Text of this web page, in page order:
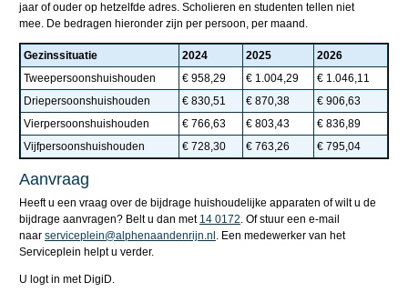
jaar of ouder op hetzelfde adres. Scholieren en studenten tellen niet
mee. De bedragen hieronder zijn per persoon, per maand.
Gezinssituatie 2024 2025
2026
Tweepersoonshuishouden
€ 958,29 € 1.004,29
€ 1.046,11
Driepersoonshuishouden
€ 830,51 € 870,38
€ 906,63
Vierpersoonshuishouden
€ 766,63 € 803,43
€ 836,89
Vijfpersoonshuishouden
€ 728,30 € 763,26 € 795,04
Aanvraag
Heeft u een vraag over de bijdrage huishoudelijke apparaten of wilt u de
bijdrage aanvragen? Belt u dan met 14 0172. Of stuur een e-mail
naar serviceplein@alphenaandenrijn.nl . Een medewerker van het
Serviceplein helpt u verder.
U logt in met DigiD.